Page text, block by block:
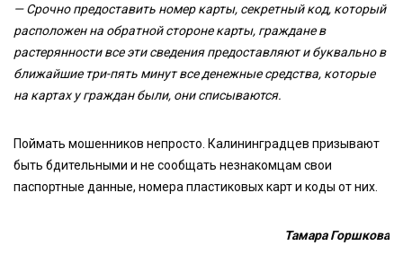
— Срочно предоставить номер карты, секретный код, который
расположен на обратной стороне карты, граждане в
растерянности все эти сведения предоставляют и буквально в
ближайшие три-пять минут все денежные средства, которые
на картах у граждан были, они списываются.
Поймать мошенников непросто. Калининградцев призывают
быть бдительными и не сообщать незнакомцам свои
паспортные данные, номера пластиковых карт и коды от них.
Тамара Горшкова